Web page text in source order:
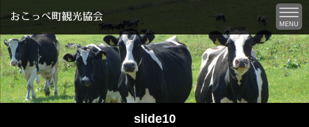
MENU
slide10